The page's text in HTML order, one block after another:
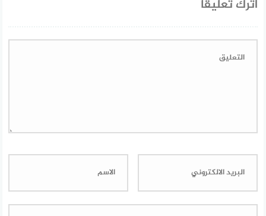
اترك تعليقاً